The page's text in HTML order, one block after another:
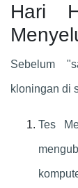
Hari
Sebelum
kloningan di
Tes